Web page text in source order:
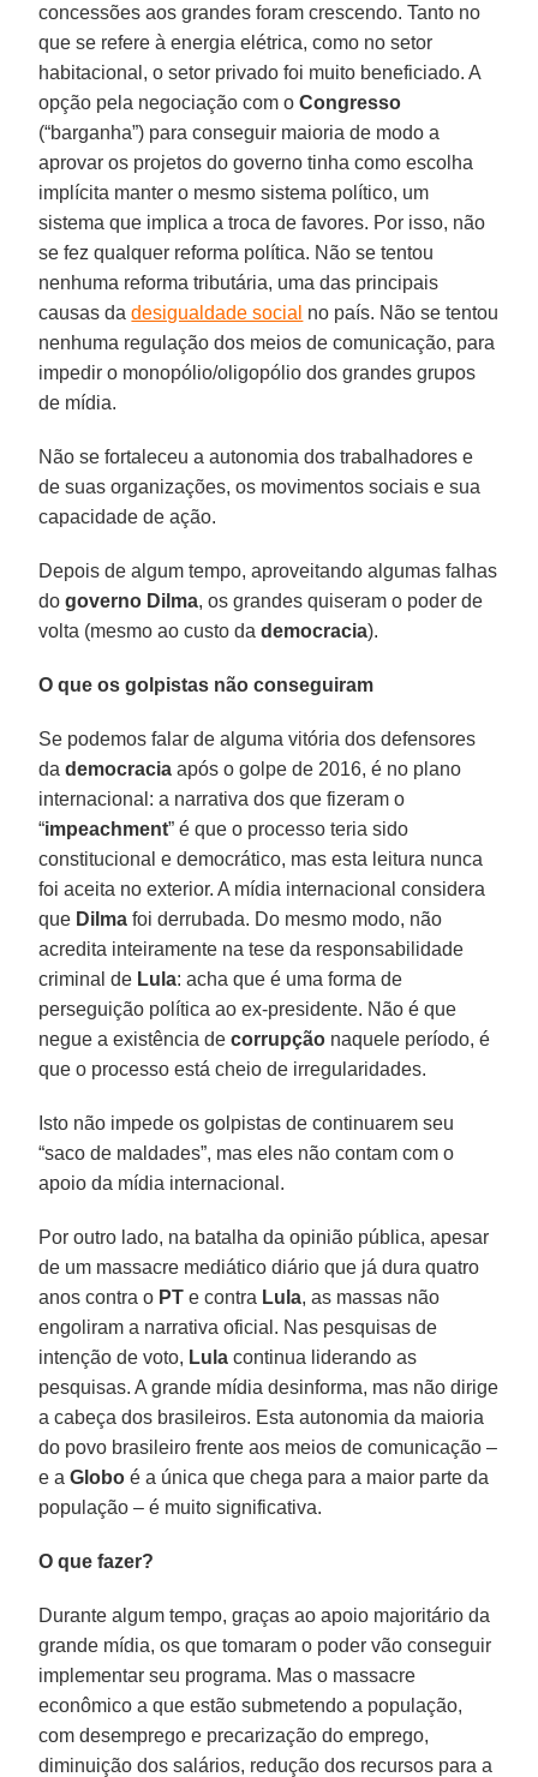
concessões aos grandes foram crescendo. Tanto no
que se refere à energia elétrica, como no setor
habitacional, o setor privado foi muito beneficiado. A
opção pela negociação com oCongresso
(“barganha”) para conseguir maioria de modo a
aprovar os projetos do governo tinha como escolha
implícita manter o mesmo sistema político, um
sistema que implica a troca de favores. Por isso, não
se fez qualquer reforma política. Não se tentou
nenhuma reforma tributária, uma das principais
causas dadesigualdade social no país. Não se tentou
nenhuma regulação dos meios de comunicação, para
impedir o monopólio/oligopólio dos grandes grupos
de mídia.
Não se fortaleceu a autonomia dos trabalhadores e
de suas organizações, os movimentos sociais e sua
capacidade de ação.
Depois de algum tempo, aproveitando algumas falhas
dogoverno Dilma, os grandes quiseram o poder de
volta (mesmo ao custo dademocracia).
O que os golpistas não conseguiram
Se podemos falar de alguma vitória dos defensores
dademocracia após o golpe de 2016, é no plano
internacional: a narrativa dos que fizeram o
“impeachment” é que o processo teria sido
constitucional e democrático, mas esta leitura nunca
foi aceita no exterior. A mídia internacional considera
que Dilma foi derrubada. Do mesmo modo, não
acredita inteiramente na tese da responsabilidade
criminal de Lula: acha que é uma forma de
perseguição política ao ex-presidente. Não é que
negue a existência decorrupção naquele período, é
que o processo está cheio de irregularidades.
Isto não impede os golpistas de continuarem seu
“saco de maldades”, mas eles não contam com o
apoio da mídia internacional.
Por outro lado, na batalha da opinião pública, apesar
de um massacre mediático diário que já dura quatro
anos contra o PT e contra Lula, as massas não
engoliram a narrativa oficial. Nas pesquisas de
intenção de voto, Lula continua liderando as
pesquisas. A grande mídia desinforma, mas não dirige
a cabeça dos brasileiros. Esta autonomia da maioria
do povo brasileiro frente aos meios de comunicação –
e aGlobo é a única que chega para a maior parte da
população – é muito significativa.
O que fazer?
Durante algum tempo, graças ao apoio majoritário da
grande mídia, os que tomaram o poder vão conseguir
implementar seu programa. Mas o massacre
econômico a que estão submetendo a população,
com desemprego e precarização do emprego,
diminuição dos salários, redução dos recursos para a